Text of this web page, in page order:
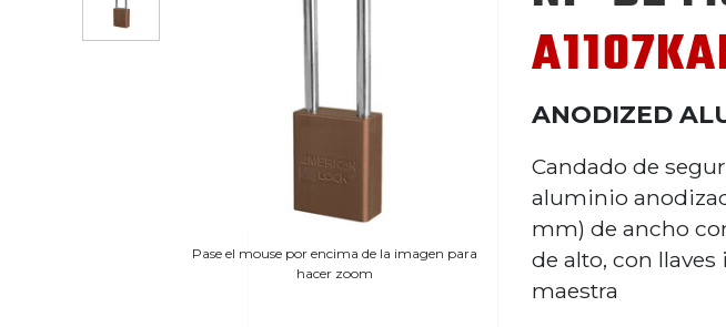
Pase el mouse por encima de la imagen para
hacer zoom
ANODIZED
Candado de
aluminio
mm) de ancho
de alto, con llaves
maestra​​​​​​​